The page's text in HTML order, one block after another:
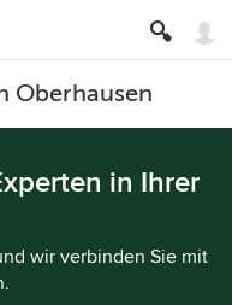
Oberhausen
in Ihrer
wir verbinden Sie mit